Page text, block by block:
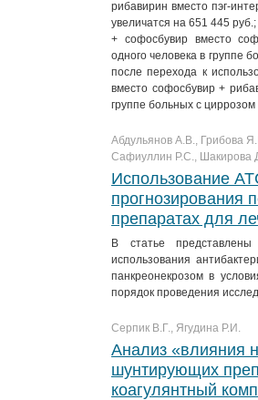
рибавирин вместо пэг-
увеличатся на 651 445
+ софосбувир вместо
одного человека в группе
после перехода к
вместо софосбувир +
группе больных с
Абдульянов А.В., Грибова
Сафиуллин Р.С., Шакирова
Использование
прогнозирования
препаратах для
В статье представлены
использования
панкреонекрозом в
порядок проведения
Серпик В.Г., Ягудина Р.И.
Анализ «влияния
шунтирующих
коагулянтный